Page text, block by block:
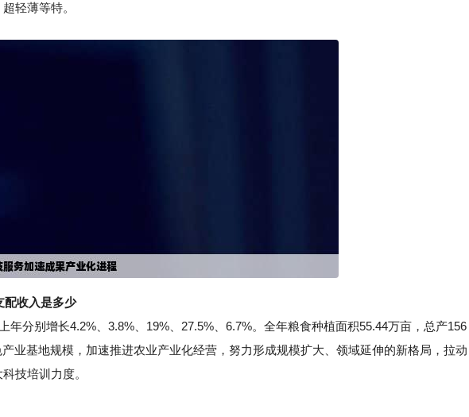
轻薄等特。
配收入是多少
分别增长4.2%、3.8%、19%、27.5%、6.7%。全年粮食种植面积55.44万亩，总产156
业基地规模，加速推进农业产业化经营，努力形成规模扩大、领域延伸的新格局，拉动
技培训力度。